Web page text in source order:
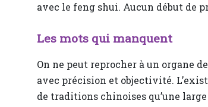
avec le feng shui. Aucun début de
Les mots qui manquent
On ne peut reprocher à un organe
avec précision et objectivité.
de traditions chinoises qu’une